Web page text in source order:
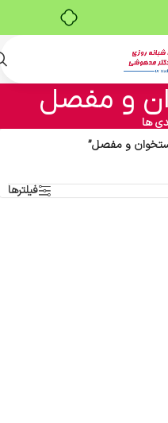
و مفصل
ها
و مفصل”
فیلترها